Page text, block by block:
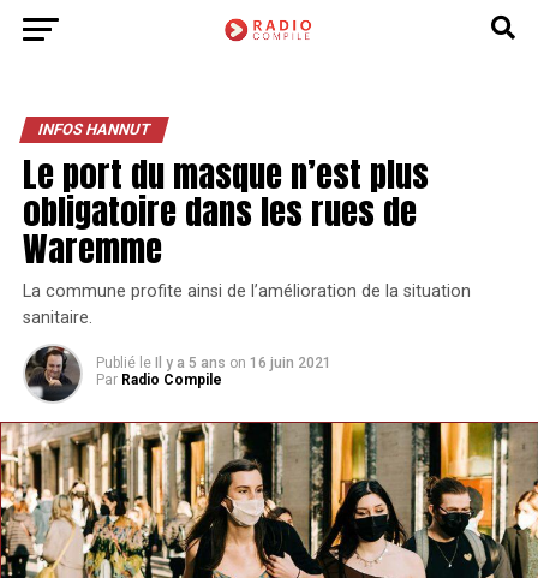
INFOS HANNUT
Le port du masque n’est plus
obligatoire dans les rues de
Waremme
La commune profite ainsi de l’amélioration de la situation
sanitaire.
Publié le Il y a 5 ans on 16 juin 2021
Par Radio Compile